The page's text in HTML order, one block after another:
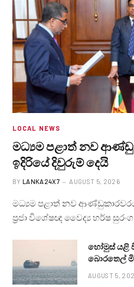
LOCAL NEWS
මධ්‍යම පළාත් නව
ඉදිරියේ දිවුරුම් දෙයි
BY LANKA24X7 AUGUST 5, 2026
මධ්‍යම පළාත් නව
ප්‍රජා විශේෂඥ වෛද්‍ය හර්ෂ
හෝමුස් යළි
බොරතෙල්
AUGUST 5,